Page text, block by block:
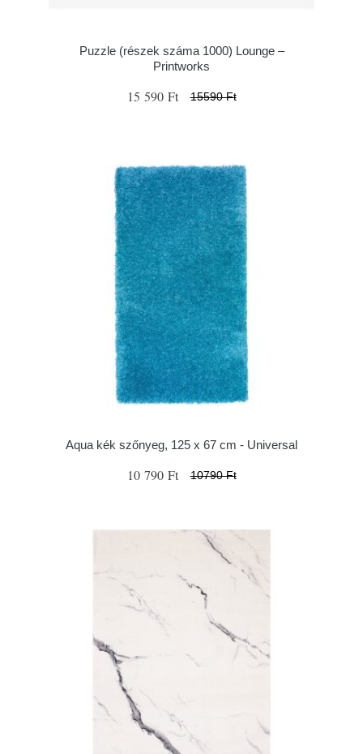
Puzzle (részek száma 1000) Lounge –
Printworks
15 590 Ft 15590 Ft
Aqua kék szőnyeg, 125 x 67 cm - Universal
10 790 Ft 10790 Ft